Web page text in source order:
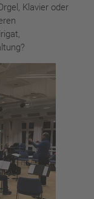
Klavier oder